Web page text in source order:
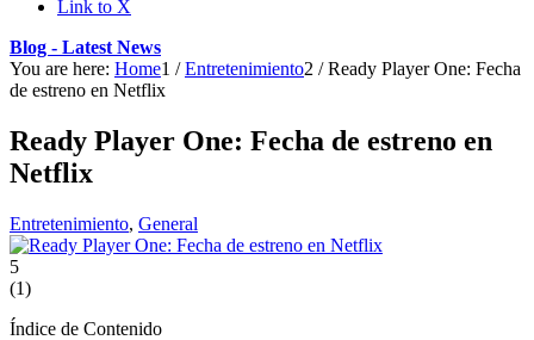
Link to X
Blog - Latest News
You are here: Home1 / Entretenimiento2 / Ready Player One: Fecha
de estreno en Netflix
Ready Player One: Fecha de estreno en
Netflix
Entretenimiento, General
5
(1)
Índice de Contenido